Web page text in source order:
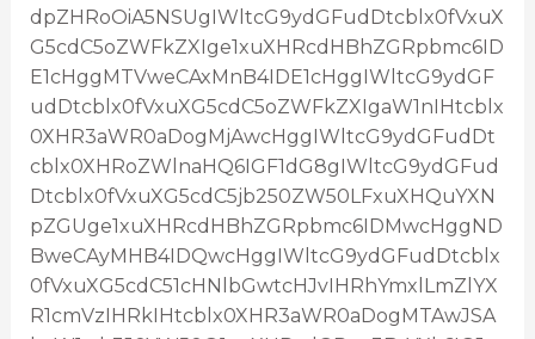
dpZHRoOiA5NSUgIWltcG9ydGFudDtcblx0fVxuX
G5cdC5oZWFkZXIge1xuXHRcdHBhZGRpbmc6ID
E1cHggMTVweCAxMnB4IDE1cHggIWltcG9ydGF
udDtcblx0fVxuXG5cdC5oZWFkZXIgaW1nIHtcblx
0XHR3aWR0aDogMjAwcHggIWltcG9ydGFudDt
cblx0XHRoZWlnaHQ6IGF1dG8gIWltcG9ydGFud
Dtcblx0fVxuXG5cdC5jb250ZW50LFxuXHQuYXN
pZGUge1xuXHRcdHBhZGRpbmc6IDMwcHggND
BweCAyMHB4IDQwcHggIWltcG9ydGFudDtcblx
0fVxuXG5cdC51cHNlbGwtcHJvIHRhYmxlLmZlYX
R1cmVzIHRkIHtcblx0XHR3aWR0aDogMTAwJSA